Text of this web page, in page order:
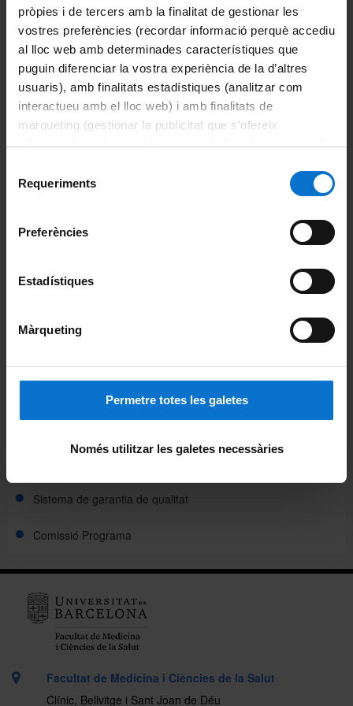
pròpies i de tercers amb la finalitat de gestionar les
vostres preferències (recordar informació perquè accediu
al lloc web amb determinades característiques que
puguin diferenciar la vostra experiència de la d’altres
usuaris), amb finalitats estadístiques (analitzar com
interactueu amb el lloc web) i amb finalitats de
màrqueting (gestionar la publicitat que s’ofereix
adequant-la en funció dels vostres hàbits de navegació).
consultar laPolítica de galetes del lloc web de la
Requeriments
Preferències
Estadístiques
Màrqueting
Permetre totes les galetes
Només utilitzar les galetes necessàries
Medicina i Recerca Translacional
Presentació de la tesi
Sistema de garantia de qualitat
Comissió Programa
Àrees de coneixement
Codis Unesco
Facultat de Medicina i Ciències de la Salut
Clínic, Bellvitge i Sant Joan de Déu